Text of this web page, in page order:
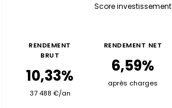
Score investissement
RENDEMENT
BRUT
10,33%
37 488 €/an
RENDEMENT NET
6,59%
après charges